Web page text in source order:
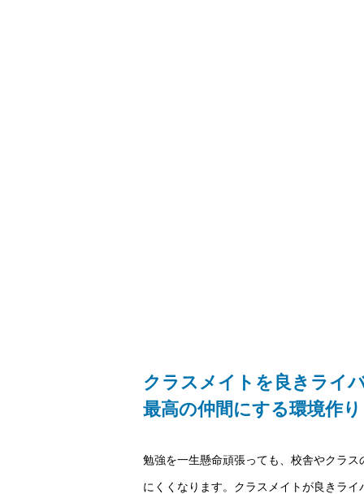
クラスメイトを良きライ
最高の仲間にする環境作り
勉強を一生懸命頑張っても、校舎やクラ
にくくなります。クラスメイトが良きラ